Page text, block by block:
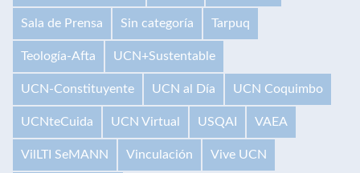
Sala de Prensa Sin categoría Tarpuq
Teología-Afta UCN+Sustentable
UCN-Constituyente UCN al Día UCN Coquimbo
UCNteCuida UCN Virtual USQAI VAEA
VilLTI SeMANN Vinculación Vive UCN